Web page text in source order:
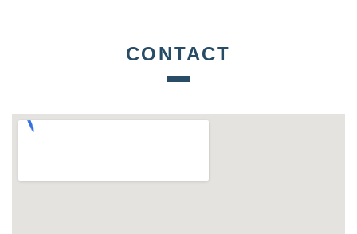
CONTACT